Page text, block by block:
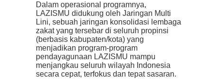
Dalam operasional programnya,
LAZISMU didukung oleh Jaringan Multi
Lini, sebuah jaringan konsolidasi lembaga
zakat yang tersebar di seluruh propinsi
(berbasis kabupaten/kota) yang
menjadikan program-program
pendayagunaan LAZISMU mampu
menjangkau seluruh wilayah Indonesia
secara cepat, terfokus dan tepat sasaran.